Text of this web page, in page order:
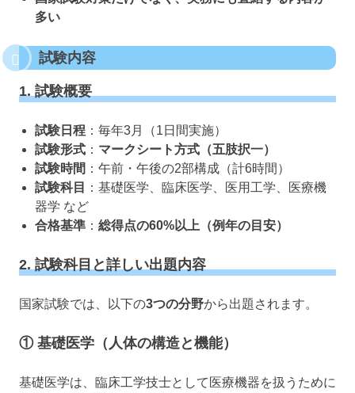
多い
試験内容
1. 試験概要
試験日程 ：毎年3月（1日間実施）
試験形式 ： マークシート方式（五肢択一）
試験時間 ：午前・午後の2部構成（計6時間）
試験科目
：基礎医学、臨床医学、医用工学、医療機
器学 など
合格基準 ： 総得点の60%以上（例年の目安）
2. 試験科目と詳しい出題内容
国家試験では、以下の3つの分野から出題されます。
① 基礎医学（人体の構造と機能）
基礎医学は、臨床工学技士として医療機器を扱うために